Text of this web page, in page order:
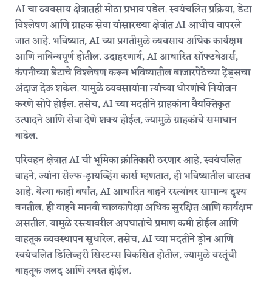
AI चा व्यवसाय क्षेत्रातही मोठा प्रभाव पडेल. स्वयंचलित प्रक्रिया, डेटा
विश्लेषण आणि ग्राहक सेवा यांसारख्या क्षेत्रांत AI आधीच वापरले
जात आहे. भविष्यात, AI च्या प्रगतीमुळे व्यवसाय अधिक कार्यक्षम
आणि नाविन्यपूर्ण होतील. उदाहरणार्थ, AI आधारित सॉफ्टवेअर्स,
कंपनीच्या डेटाचे विश्लेषण करून भविष्यातील बाजारपेठेच्या ट्रेंड्सचा
अंदाज देऊ शकेल. यामुळे व्यवसायांना त्यांच्या धोरणांचे नियोजन
करणे सोपे होईल. तसेच, AI च्या मदतीने ग्राहकांना वैयक्तिकृत
उत्पादने आणि सेवा देणे शक्य होईल, ज्यामुळे ग्राहकांचे समाधान
वाढेल.
परिवहन क्षेत्रात AI ची भूमिका क्रांतिकारी ठरणार आहे. स्वयंचलित
वाहने, ज्यांना सेल्फ-ड्रायव्हिंग कार्स म्हणतात, ही भविष्यातील वास्तव
आहे. येत्या काही वर्षांत, AI आधारित वाहने रस्त्यांवर सामान्य दृश्य
बनतील. ही वाहने मानवी चालकांपेक्षा अधिक सुरक्षित आणि कार्यक्षम
असतील. यामुळे रस्त्यावरील अपघातांचे प्रमाण कमी होईल आणि
वाहतूक व्यवस्थापन सुधारेल. तसेच, AI च्या मदतीने ड्रोन आणि
स्वयंचलित डिलिव्हरी सिस्टम्स विकसित होतील, ज्यामुळे वस्तूंची
वाहतूक जलद आणि स्वस्त होईल.